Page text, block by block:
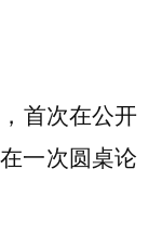
首次在公开
一次圆桌论